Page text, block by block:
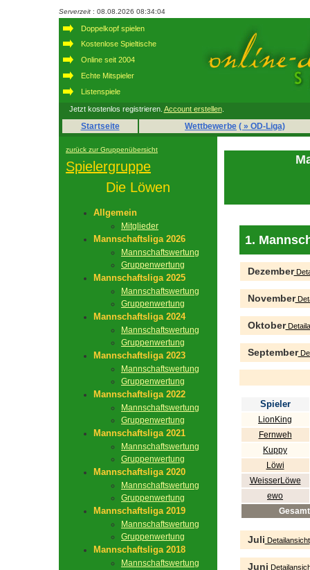
Serverzeit : 08.08.2026 08:34:04
Doppelkopf spielen
Kostenlose Spieltische
Online seit 2004
Echte Mitspieler
Listenspiele
Jetzt kostenlos registrieren. Account erstellen.
Startseite Wettbewerbe ( » OD-Liga)
zurück zur Gruppenübersicht
Spielergruppe
Die Löwen
Allgemein
Mitglieder
Mannschaftsliga 2026
Mannschaftswertung
Gruppenwertung
Mannschaftsliga 2025
Mannschaftswertung
Gruppenwertung
Mannschaftsliga 2024
Mannschaftswertung
Gruppenwertung
Mannschaftsliga 2023
Mannschaftswertung
Gruppenwertung
Mannschaftsliga 2022
Mannschaftswertung
Gruppenwertung
Mannschaftsliga 2021
Mannschaftswertung
Gruppenwertung
Mannschaftsliga 2020
Mannschaftswertung
Gruppenwertung
Mannschaftsliga 2019
Mannschaftswertung
Gruppenwertung
Mannschaftsliga 2018
Mannschaftswertung
1.
Dezember
November
Oktober
September
Spieler
LionKing
Fernweh
Kuppy
Löwi
WeisserLöwe
ewo
Gesamt
Juli Detailansicht
Juni